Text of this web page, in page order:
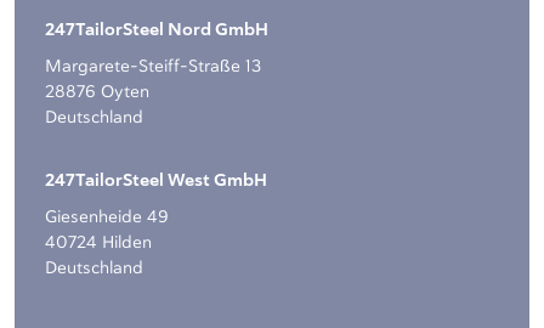
247TailorSteel Nord GmbH
Margarete-Steiff-Straße 13
28876 Oyten
Deutschland
247TailorSteel West GmbH
Giesenheide 49
40724 Hilden
Deutschland